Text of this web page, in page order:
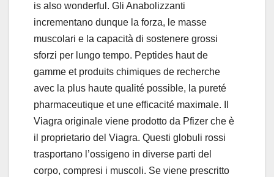
is also wonderful. Gli Anabolizzanti
incrementano dunque la forza, le masse
muscolari e la capacità di sostenere grossi
sforzi per lungo tempo. Peptides haut de
gamme et produits chimiques de recherche
avec la plus haute qualité possible, la pureté
pharmaceutique et une efficacité maximale. Il
Viagra originale viene prodotto da Pfizer che è
il proprietario del Viagra. Questi globuli rossi
trasportano l’ossigeno in diverse parti del
corpo, compresi i muscoli. Se viene prescritto